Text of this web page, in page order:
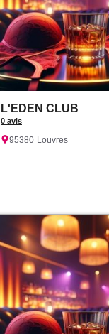
L'EDEN CLUB
0 avis
95380 Louvres